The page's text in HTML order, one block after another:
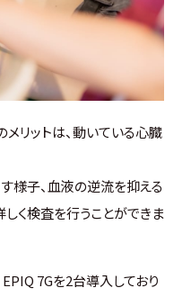
リットは、動いている心臓
様子、血液の逆流を抑える
く検査を行うことができま
7Gを2台導入しており